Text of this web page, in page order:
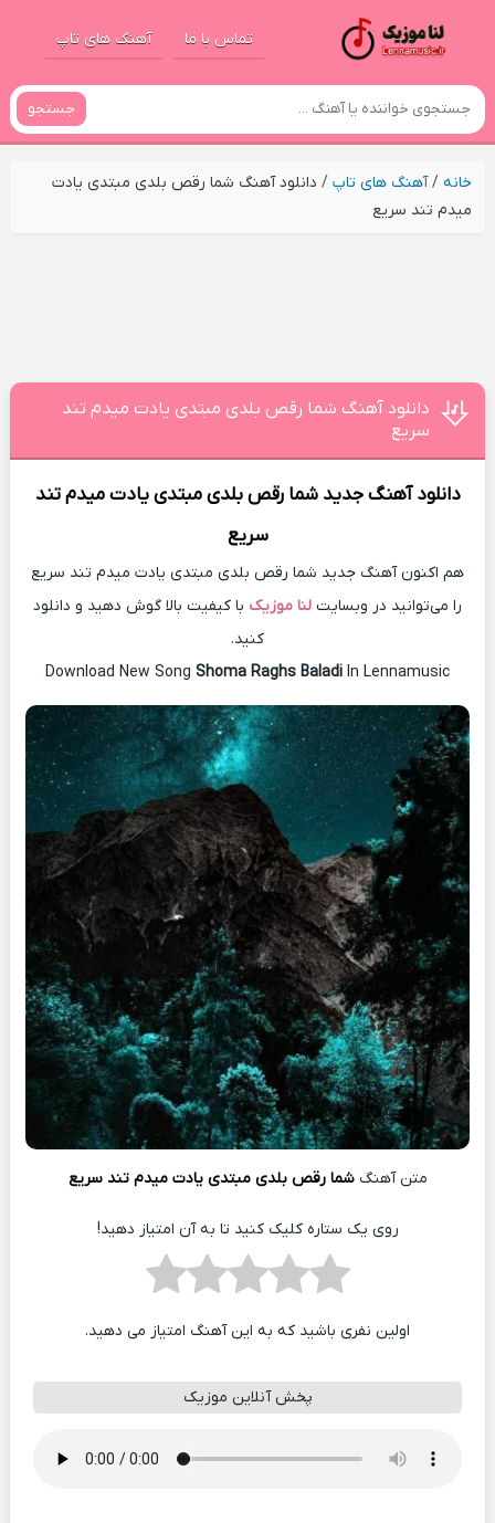
تماس با ما آهنگ های تاپ
جستجو
خانه/آهنگ های تاپ/ دانلود آهنگ شما رقص بلدی مبتدی یادت
میدم تند سریع
دانلود آهنگ شما رقص بلدی مبتدی یادت میدم تند
سریع
دانلود آهنگ جدید شما رقص بلدی مبتدی یادت میدم تند
سریع
هم اکنون آهنگ جدید شما رقص بلدی مبتدی یادت میدم تند سریع
را می‌توانید در وبسایت لنا موزیک با کیفیت بالا گوش دهید و دانلود
کنید.
Download New Song Shoma Raghs Baladi In Lennamusic
متن آهنگشما رقص بلدی مبتدی یادت میدم تند سریع
روی یک ستاره کلیک کنید تا به آن امتیاز دهید!
اولین نفری باشید که به این آهنگ امتیاز می دهید.
پخش آنلاین موزیک